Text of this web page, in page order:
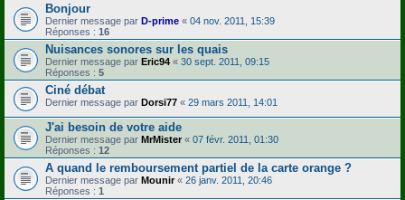
Bonjour
Dernier message par D-prime « 04 nov. 2011, 15:39
Réponses : 16
Nuisances sonores sur les quais
Dernier message par Eric94 « 30 sept. 2011, 09:15
Réponses : 5
Ciné débat
Dernier message par Dorsi77 « 29 mars 2011, 14:01
J'ai besoin de votre aide
Dernier message par MrMister « 07 févr. 2011, 01:30
Réponses : 12
A quand le remboursement partiel de la carte orange ?
Dernier message par Mounir« 26 janv. 2011, 20:46
Réponses : 1